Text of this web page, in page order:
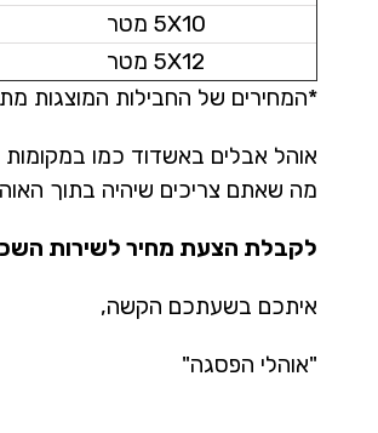
5X10 מטר
5X12 מטר
*המחירים של החבילות המוצגות
אוהל אבלים באשדוד כמו
מה שאתם צריכים שיהיה בתוך
לקבלת הצעת מחיר לשירות השכרת
איתכם בשעתכם הקשה,
"אוהלי הפסגה"